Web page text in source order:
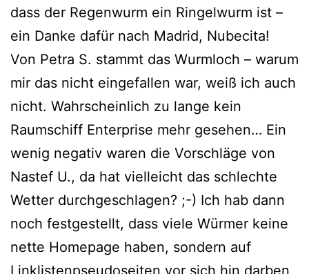
dass der Regenwurm ein Ringelwurm ist –
ein Danke dafür nach Madrid, Nubecita!
Von Petra S. stammt das Wurmloch – war­um
mir das nicht ein­ge­fal­len war, weiß ich auch
nicht. Wahrscheinlich zu lan­ge kein
Raumschiff Enterprise mehr gese­hen… Ein
wenig nega­tiv waren die Vorschläge von
Nastef U., da hat viel­leicht das schlech­te
Wetter durch­ge­schla­gen? ;-) Ich hab dann
noch fest­ge­stellt, dass vie­le Würmer kei­ne
net­te Homepage haben, son­dern auf
Linklistenpseudoseiten vor sich hin dar­ben,